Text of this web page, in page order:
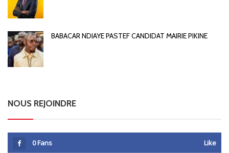
BABACAR NDIAYE PASTEF CANDIDAT MAIRIE PIKINE
NOUS REJOINDRE
0Fans Like